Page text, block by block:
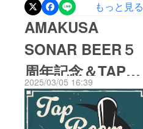
きました！！！（オープン
時間を過ぎてしまい、お待
たせした皆様、申し訳あり
ませんでした！）従業員一
同、心より感謝申し上げま
す。オープニングイベント
はおかげ様で盛況に終わ
もっと見る
AMAKUSA
SONAR BEER５
周年記念＆TAP
ROOM OPENING
EVENTのご案内
2025/03/05 16:39